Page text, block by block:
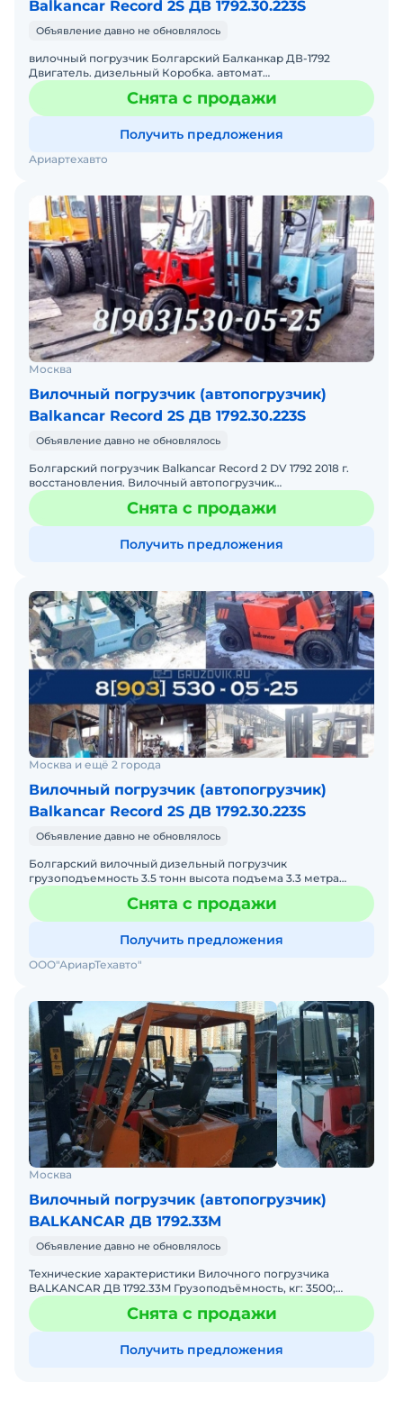
Balkancar Record 2S ДВ 1792.30.223S
Объявление давно не обновлялось
вилочный погрузчик Болгарский Балканкар ДВ-1792
Двигатель. дизельный Коробка. автомат
Грузоподъемность3,5 т Высота подъема вил3,3 м
Восстановлен в 2018 году ПСнята с продажи
Получить предложения
Ариартехавто
Москва
Вилочный погрузчик (автопогрузчик)
Balkancar Record 2S ДВ 1792.30.223S
Объявление давно не обновлялось
Болгарский погрузчик Balkancar Record 2 DV 1792 2018 г.
восстановления. Вилочный автопогрузчик
грузоподъемность 3.5 т. Высота подъема вил 3.3 м.
Состояние новог Снята с продажи
Получить предложения
Москва и ещё 2 города
Вилочный погрузчик (автопогрузчик)
Balkancar Record 2S ДВ 1792.30.223S
Объявление давно не обновлялось
Болгарский вилочный дизельный погрузчик
грузоподъемность 3.5 тонн высота подъема 3.3 метра
Капитальный ремонт 2018 г. В отличном состоянии На все
основные
Снята с продажи
Получить предложения
ООО"АриарТехавто"
Москва
Вилочный погрузчик (автопогрузчик)
BALKANCAR ДВ 1792.33M
Объявление давно не обновлялось
Технические характеристики Вилочного погрузчика
BALKANCAR ДВ 1792.33M Грузоподъёмность, кг: 3500;
Общий вес, кг: 4770; Число передач КП: 2
Снята с продажи
Получить предложения